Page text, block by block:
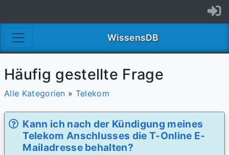
WissensDB
Häufig gestellte Frage
Alle Kategorien » Telekom
Kann ich nach der Kündigung meines
Telekom Anschlusses die T-Online E-
Mailadresse behalten?